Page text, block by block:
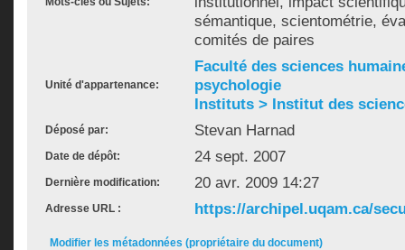
sémantique, scientométrie,
comités de paires
Unité d'appartenance:
Faculté des sciences
psychologie
Instituts > Institut des
Déposé par: Stevan Harnad
Date de dépôt: 24 sept. 2007
Dernière modification: 20 avr. 2009 14:27
Adresse URL : https://archipel.uqam.ca/
Modifier les métadonnées (propriétaire du document)